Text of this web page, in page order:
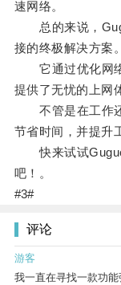
速网络。
总的来说，
接的终极解决方案。
它通过优化网络
提供了无忧的上网
不管是在工作还
节省时间，并提升
快来试试
吧！。
#3#
评论
游客
我一直在寻找一款功